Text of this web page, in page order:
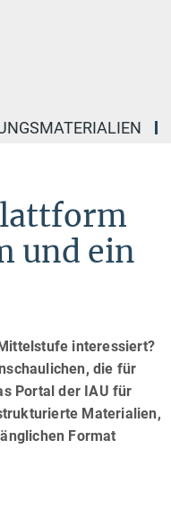
und ein
interessiert?
die für
Portal der IAU für
Materialien,
Format